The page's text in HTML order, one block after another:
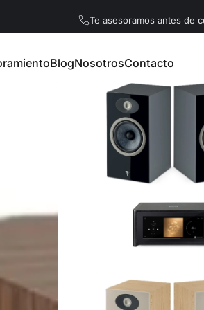
Te asesoramos antes de
BlogNosotros
Nosotros
Contacto